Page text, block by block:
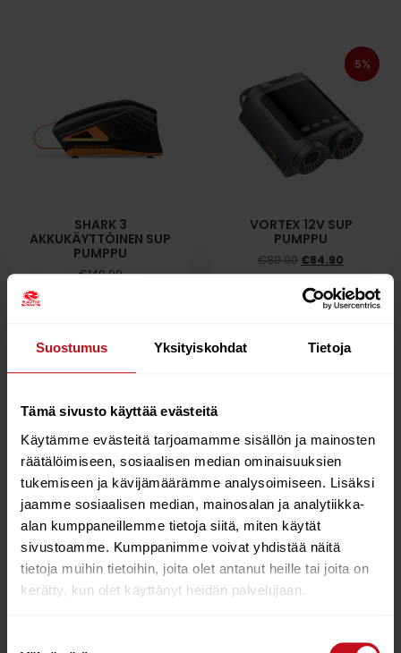
Suostumus Yksityiskohdat Tietoja
Tämä sivusto käyttää evästeitä
Käytämme evästeitä tarjoamamme sisällön ja mainosten
räätälöimiseen, sosiaalisen median ominaisuuksien
tukemiseen ja kävijämäärämme analysoimiseen. Lisäksi
jaamme sosiaalisen median, mainosalan ja analytiikka-
alan kumppaneillemme tietoja siitä, miten käytät
sivustoamme. Kumppanimme voivat yhdistää näitä
tietoja muihin tietoihin, joita olet antanut heille tai joita on
kerätty, kun olet käyttänyt heidän palvelujaan.
SHARK 3
AKKUKÄYTTÖINEN SUP
PUMPPU
€149.00
5%
VORTEX 12V SUP
PUMPPU
€89.00 €84.90
Lisää ostoskoriin
10%
BLACK ISLAND QUICK
FIT – SUP EVÄ
RED PADDLE US FIN 9
RED
Lisää ostoskoriin